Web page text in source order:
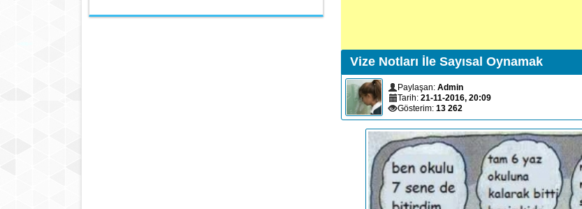
Vize Notları İle Sayısal Oynamak
Paylaşan: Admin
Tarih: 21-11-2016, 20:09
Gösterim: 13 262